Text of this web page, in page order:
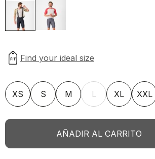
XS S M L XL XXL
AÑADIR AL CARRITO